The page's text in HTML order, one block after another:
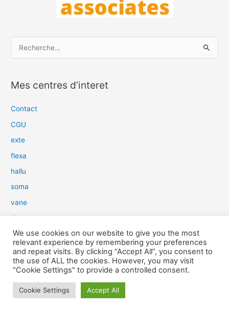
h
e
e
r
:
Mes centres d’interet
Contact
CGU
exte
flexa
hallu
soma
vane
dow
slim
aure
light
We use cookies on our website to give you the most
relevant experience by remembering your preferences
and repeat visits. By clicking “Accept All”, you consent to
the use of ALL the cookies. However, you may visit
"Cookie Settings" to provide a controlled consent.
Cookie Settings Accept All